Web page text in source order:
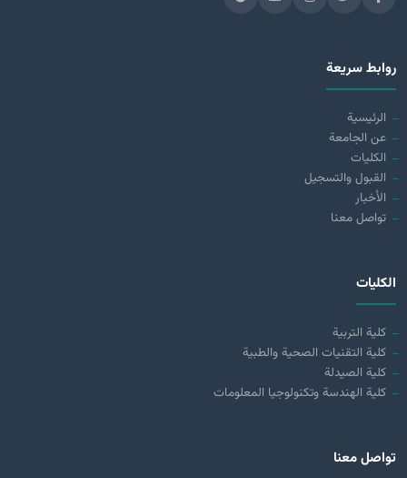
روابط سريعة
الرئيسية
عن الجامعة
الكليات
القبول والتسجيل
الأخبار
تواصل معنا
الكليات
كلية التربية
كلية التقنيات الصحية والطبية
كلية الصيدلة
كلية الهندسة وتكنولوجيا المعلومات
تواصل معنا